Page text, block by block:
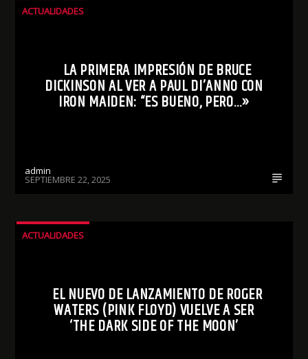
ACTUALIDADES
LA PRIMERA IMPRESIÓN DE BRUCE
DICKINSON AL VER A PAUL DI’ANNO CON
IRON MAIDEN: “ES BUENO, PERO…»
admin
SEPTIEMBRE 22, 2025
ACTUALIDADES
EL NUEVO DE LANZAMIENTO DE ROGER
WATERS (PINK FLOYD) VUELVE A SER
‘THE DARK SIDE OF THE MOON’